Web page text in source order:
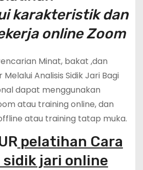
karakteristik dan
online Zoom
Minat, bakat ,dan
Analisis Sidik Jari Bagi
dapat menggunakan
atau training online, dan
atau training tatap muka.
pelatihan Cara
sidik jari online